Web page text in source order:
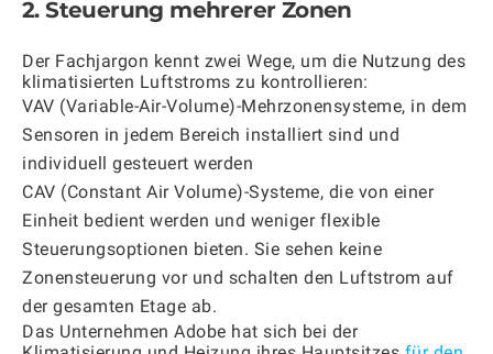
2. Steuerung mehrerer Zonen
Der Fachjargon kennt zwei Wege, um die Nutzung des
klimatisierten Luftstroms zu kontrollieren:
VAV (Variable-Air-Volume)-Mehrzonensysteme, in dem
Sensoren in jedem Bereich installiert sind und
individuell gesteuert werden
CAV (Constant Air Volume)-Systeme, die von einer
Einheit bedient werden und weniger flexible
Steuerungsoptionen bieten. Sie sehen keine
Zonensteuerung vor und schalten den Luftstrom auf
der gesamten Etage ab.
Das Unternehmen Adobe hat sich bei der